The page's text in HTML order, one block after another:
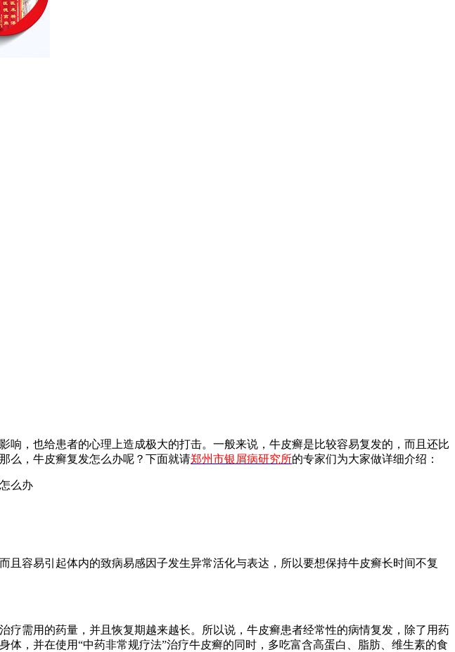
，也给患者的心理上造成极大的打击。一般来说，牛皮癣是比较容易复发的，而且还比
么，牛皮癣复发怎么办呢？下面就请郑州市银屑病研究所的专家们为大家做详细介绍：
容易引起体内的致病易感因子发生异常活化与表达，所以要想保持牛皮癣长时间不复
需用的药量，并且恢复期越来越长。所以说，牛皮癣患者经常性的病情复发，除了用药
，并在使用“中药非常规疗法”治疗牛皮癣的同时，多吃富含高蛋白、脂肪、维生素的食